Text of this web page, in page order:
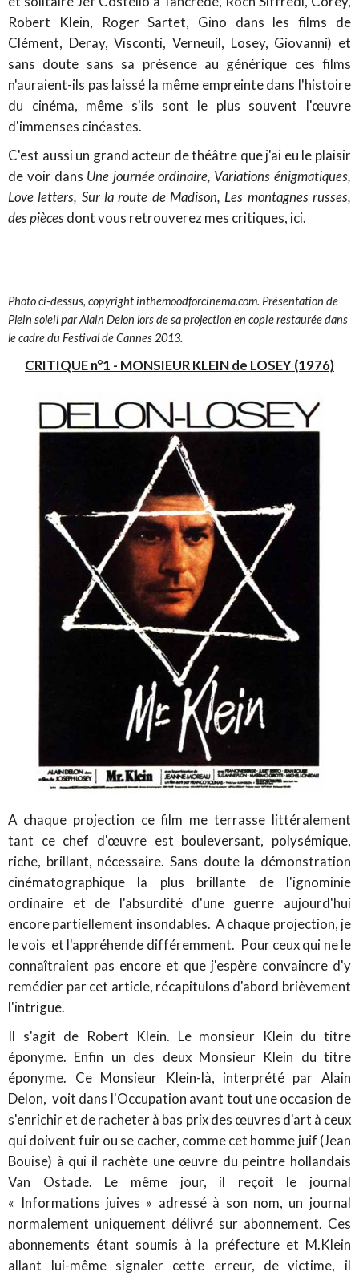
Robert Klein, Roger Sartet, Gino dans les films de
Clément, Deray, Visconti, Verneuil, Losey, Giovanni) et
sans doute sans sa présence au générique ces films
n'auraient-ils pas laissé la même empreinte dans l'histoire
du cinéma, même s'ils sont le plus souvent l'œuvre
d'immenses cinéastes.
C'est aussi un grand acteur de théâtre que j'ai eu le plaisir
de voir dans Une journée ordinaire, Variations énigmatiques,
Love letters, Sur la route de Madison, Les montagnes russes,
des piècesdont vous retrouverezmes critiques, ici.
Photo ci-dessus, copyright inthemoodforcinema.com. Présentation de
Plein soleil par Alain Delon lors de sa projection en copie restaurée dans
le cadre du Festival de Cannes 2013.
CRITIQUE n°1 - MONSIEUR KLEIN de LOSEY (1976)
A chaque projection ce film me terrasse littéralement
tant ce chef d'œuvre est bouleversant, polysémique,
riche, brillant, nécessaire. Sans doute la démonstration
cinématographique la plus brillante de l'ignominie
ordinaire et de l'absurdité d'une guerre aujourd'hui
encore partiellement insondables. A chaque projection, je
le vois et l'appréhende différemment. Pour ceux qui ne le
connaîtraient pas encore et que j'espère convaincre d'y
remédier par cet article, récapitulons d'abord brièvement
l'intrigue.
Il s'agit de Robert Klein. Le monsieur Klein du titre
éponyme. Enfin un des deux Monsieur Klein du titre
éponyme. Ce Monsieur Klein-là, interprété par Alain
Delon, voit dans l'Occupation avant tout une occasion de
s'enrichir et de racheter à bas prix des œuvres d'art à ceux
qui doivent fuir ou se cacher, comme cet homme juif (Jean
Bouise) à qui il rachète une œuvre du peintre hollandais
Van Ostade. Le même jour, il reçoit le journal
« Informations juives » adressé à son nom, un journal
normalement uniquement délivré sur abonnement. Ces
abonnements étant soumis à la préfecture et M.Klein
allant lui-même signaler cette erreur, de victime, il